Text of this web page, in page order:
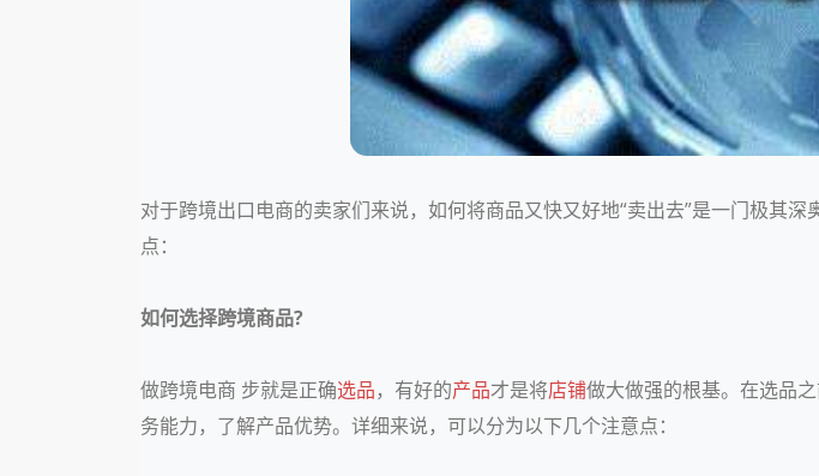
对于跨境出口电商的卖家们来说，如何将商品又快又好地“卖出去”是一门极其
点：
如何选择跨境商品?
做跨境电商 步就是正确选品，有好的产品才是将店铺做大做强的根基。在选品
务能力，了解产品优势。详细来说，可以分为以下几个注意点：